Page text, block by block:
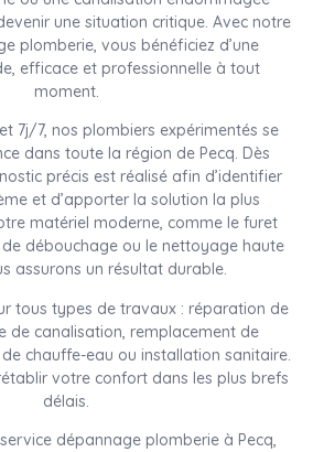
une situation critique. Avec notre
plomberie, vous bénéficiez d’une
efficace et professionnelle à tout
moment.
7j/7, nos plombiers expérimentés se
dans toute la région de Pecq. Dès
précis est réalisé afin d’identifier
et d’apporter la solution la plus
matériel moderne, comme le furet
débouchage ou le nettoyage haute
assurons un résultat durable.
tous types de travaux : réparation de
de canalisation, remplacement de
chauffe-eau ou installation sanitaire.
votre confort dans les plus brefs
délais.
dépannage plomberie à Pecq,